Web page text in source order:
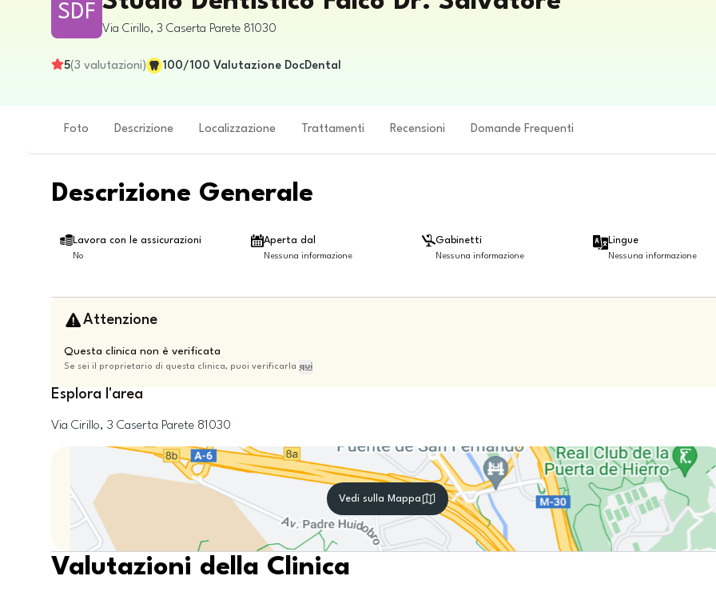
SDF
Via Cirillo, 3 Caserta Parete 81030
5(3 valutazioni) 100/100 Valutazione DocDental
Foto Descrizione Localizzazione Trattamenti Recensioni Domande Frequenti
Descrizione Generale
Lavora con le assicurazioni
No
Aperta dal
Nessuna informazione
Gabinetti
Nessuna informazione
Lingue
Nessuna informazione
Attenzione
Questa clinica non è verificata
Se sei il proprietario di questa clinica, puoi verificarla qui
Esplora l'area
Via Cirillo, 3 Caserta Parete 81030
Vedi sulla Mappa
Valutazioni della Clinica